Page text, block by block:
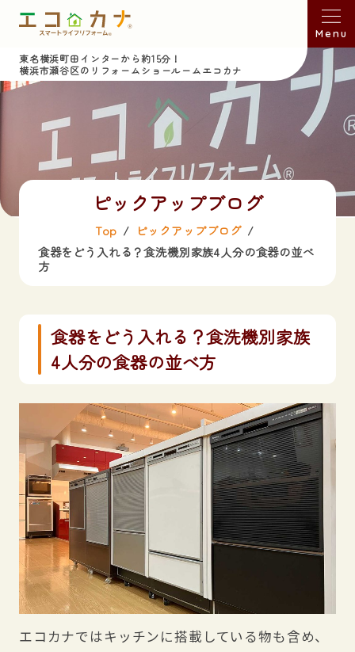
東名横浜町田インターから約15分！
横浜市瀬谷区のリフォームショールームエコカナ
Menu
ピックアップブログ
Top
ピックアップブログ
食器をどう入れる？食洗機別家族4人分の食器の並べ
方
食器をどう入れる？食洗機別家族
4人分の食器の並べ方
エコカナではキッチンに搭載している物も含め、